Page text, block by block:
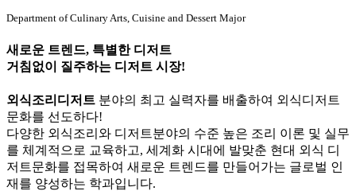
Department of Culinary Arts, Cuisine and Dessert Major
새로운 트렌드, 특별한 디저트
거침없이 질주하는 디저트 시장!
외식조리디저트 분야의 최고 실력자를 배출하여 외식디저트
문화를 선도하다!
다양한 외식조리와 디저트분야의 수준 높은 조리 이론 및 실무
를 체계적으로 교육하고, 세계화 시대에 발맞춘 현대 외식 디
저트문화를 접목하여 새로운 트렌드를 만들어가는 글로벌 인
재를 양성하는 학과입니다.